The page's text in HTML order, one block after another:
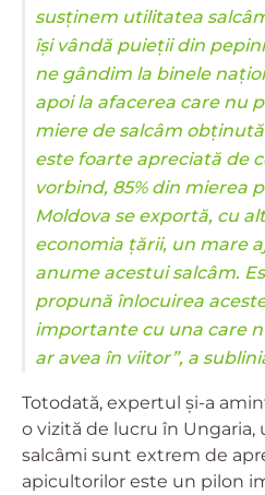
susținem utilitatea
își vândă puieții din
ne gândim la binele
apoi la afacerea care nu
miere de salcâm
este foarte apreciată de
vorbind, 85% din mierea
Moldova se exportă, cu
economia țării, un mare
anume acestui salcâm.
propună înlocuirea
importante cu una care
ar avea în viitor”, a
Totodată, expertul și-a
o vizită de lucru în Ungaria,
salcâmi sunt extrem de
apicultorilor este un pilon